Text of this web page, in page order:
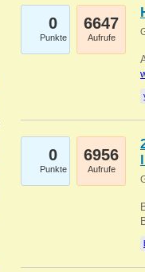
0
Punkte
6647
Aufrufe
0
Punkte
6956
Aufrufe